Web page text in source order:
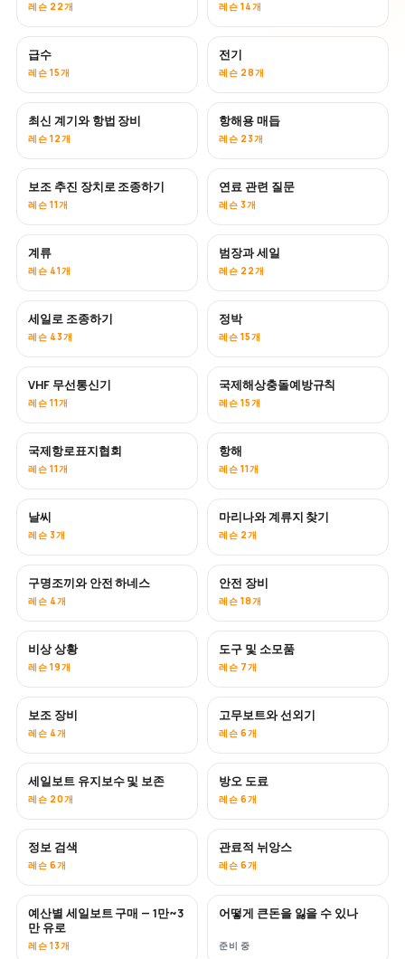
레슨 22개 레슨 14개
급수
레슨 15개
전기
레슨 28개
최신 계기와 항법 장비
레슨 12개
항해용 매듭
레슨 23개
보조 추진 장치로 조종하기
레슨 11개
연료 관련 질문
레슨 3개
계류
레슨 41개
범장과 세일
레슨 22개
세일로 조종하기
레슨 43개
정박
레슨 15개
VHF 무선통신기
레슨 11개
국제해상충돌예방규칙
레슨 15개
국제항로표지협회
레슨 11개
항해
레슨 11개
날씨
레슨 3개
마리나와 계류지 찾기
레슨 2개
구명조끼와 안전 하네스
레슨 4개
안전 장비
레슨 18개
비상 상황
레슨 19개
도구 및 소모품
레슨 7개
보조 장비
레슨 4개
고무보트와 선외기
레슨 6개
세일보트 유지보수 및 보존
레슨 20개
곧 공개
방오 도료
레슨 6개
정보 검색
레슨 6개
관료적 뉘앙스
레슨 6개
곧 공개
예산별 세일보트 구매 — 1만~3
만 유로
레슨 13개
곧 공개
어떻게 큰돈을 잃을 수 있나
준비 중